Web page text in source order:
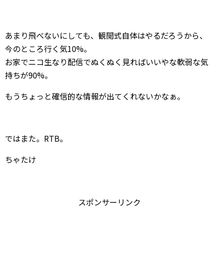
あまり飛べないにしても、観閲式自体はやるだろうから、
今のところ行く気10%。
お家でニコ生なり配信でぬくぬく見ればいいやな軟弱な気
持ちが90%。
もうちょっと確信的な情報が出てくれないかなぁ。
ではまた。RTB。
ちゃたけ
スポンサーリンク